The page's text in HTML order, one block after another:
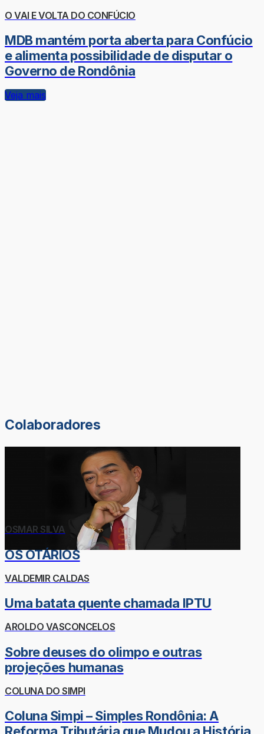
O VAI E VOLTA DO CONFÚCIO
MDB mantém porta aberta para Confúcio
e alimenta possibilidade de disputar o
Governo de Rondônia
Veja mais
Colaboradores
OSMAR SILVA
OS OTÁRIOS
VALDEMIR CALDAS
Uma batata quente chamada IPTU
AROLDO VASCONCELOS
Sobre deuses do olimpo e outras
projeções humanas
COLUNA DO SIMPI
Coluna Simpi – Simples Rondônia: A